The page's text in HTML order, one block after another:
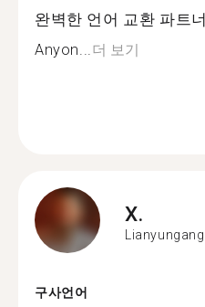
완벽한 언어 교환 파트너
Anyon...더 보기
X.
Lianyungang
구사언어